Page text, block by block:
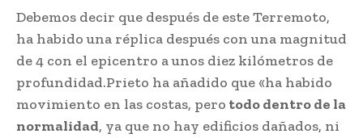
Debemos decir que después de este Terremoto,
ha habido una réplica después con una magnitud
de 4 con el epicentro a unos diez kilómetros de
profundidad.Prieto ha añadido que «ha habido
movimiento en las costas, pero todo dentro de la
normalidad, ya que no hay edificios dañados, ni